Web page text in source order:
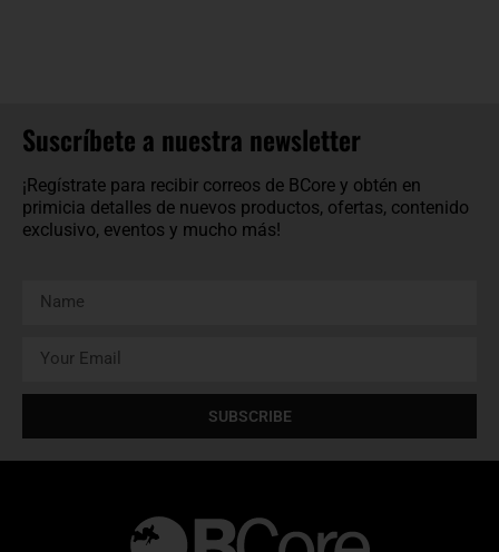
Suscríbete a nuestra newsletter
¡Regístrate para recibir correos de BCore y obtén en
primicia detalles de nuevos productos, ofertas, contenido
exclusivo, eventos y mucho más!
SUBSCRIBE